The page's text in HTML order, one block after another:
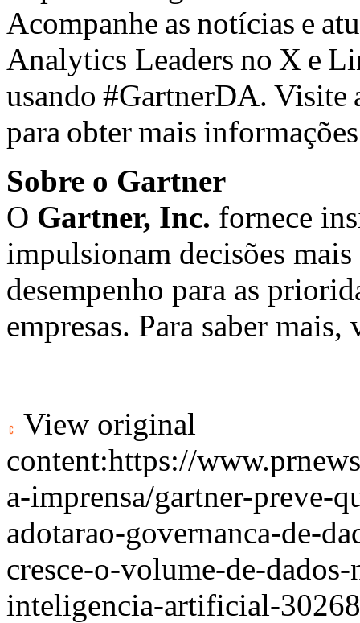
Acompanhe as notícias e
Analytics Leaders no X e
usando #GartnerDA. Visite
para obter mais
Sobre o Gartner
O Gartner, Inc. fornece
impulsionam decisões
desempenho para as
empresas. Para saber
View original
content:https://
a-imprensa/gartner-preve-
adotarao-governanca-de-
cresce-o-volume-de-
inteligencia-artificial-